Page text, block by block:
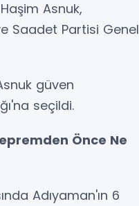
Asnuk,
Saadet Partisi Genel
güven
seçildi.
Önce Ne
Adıyaman'ın 6